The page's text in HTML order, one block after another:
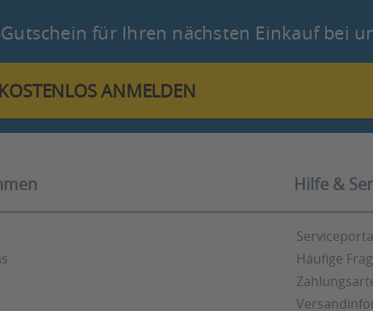
für Ihren nächsten Einkauf bei
KOSTENLOS ANMELDEN
Hilfe &
Häufige